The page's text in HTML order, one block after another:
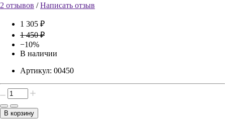
2 отзывов /Написать отзыв
1 305 ₽
1 450 ₽
−10%
В наличии
Артикул: 00450
В корзину